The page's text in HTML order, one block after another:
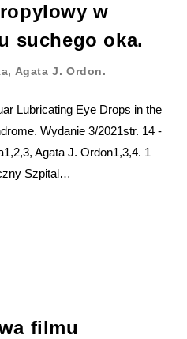
w
suchego oka.
Agata J. Ordon.
Lubricating Eye Drops in the
Wydanie 3/2021str. 14 -
Agata J. Ordon1,3,4. 1
Szpital…
filmu